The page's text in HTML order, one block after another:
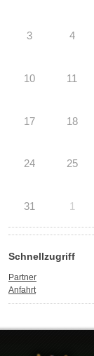
3 4
10 11
17 18
24 25
31 1
Schnellzugriff
Partner
Anfahrt